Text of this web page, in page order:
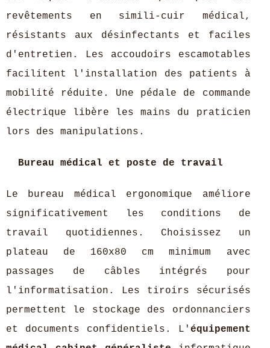
revêtements en simili-cuir médical,
résistants aux désinfectants et faciles
d'entretien. Les accoudoirs escamotables
facilitent l'installation des patients à
mobilité réduite. Une pédale de commande
électrique libère les mains du praticien
lors des manipulations.
Bureau médical et poste de travail
Le bureau médical ergonomique améliore
significativement les conditions de
travail quotidiennes. Choisissez un
plateau de 160x80 cm minimum avec
passages de câbles intégrés pour
l'informatisation. Les tiroirs sécurisés
permettent le stockage des ordonnanciers
et documents confidentiels. L' équipement